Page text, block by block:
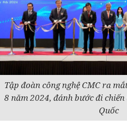
Tập đoàn công nghệ CMC ra
8 năm 2024, đánh bước đi
Quốc